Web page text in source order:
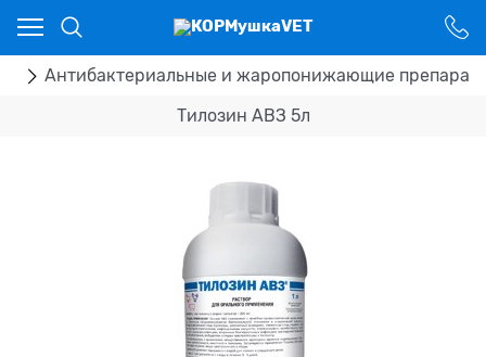
Антибактериальные и жаропонижающие
Тилозин АВЗ 5л
Ваш город - Костанай,
угадали?